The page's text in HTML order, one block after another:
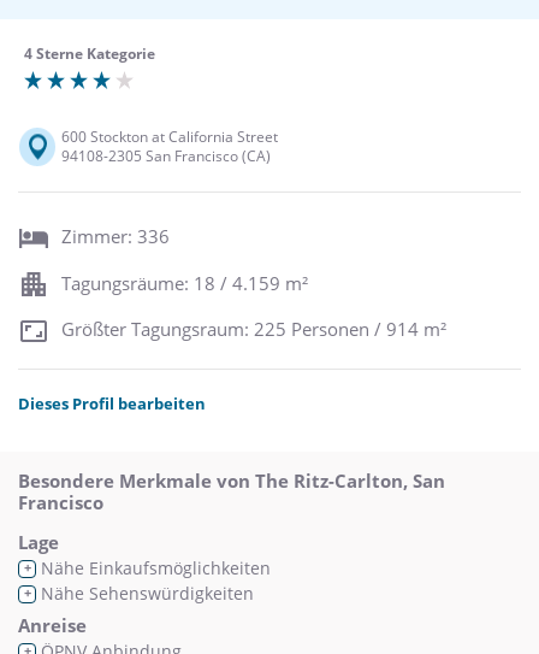
4 Sterne Kategorie
600 Stockton at California Street
94108-2305 San Francisco (CA)
Zimmer: 336
Tagungsräume: 18 / 4.159 m²
Größter Tagungsraum: 225 Personen / 914 m²
Dieses Profil bearbeiten
Besondere Merkmale von The Ritz-Carlton, San
Francisco
Lage
+ Nähe Einkaufsmöglichkeiten
+ Nähe Sehenswürdigkeiten
Anreise
+